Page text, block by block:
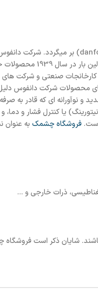
در دهه ۱۹۹۰ به صورت چشمگیری پیشرفت
محصولات شرکت دانفوس
یا کنترل فشار و دما،
فروشگاه چشمک به عنوان
ذرات خارجی و ...